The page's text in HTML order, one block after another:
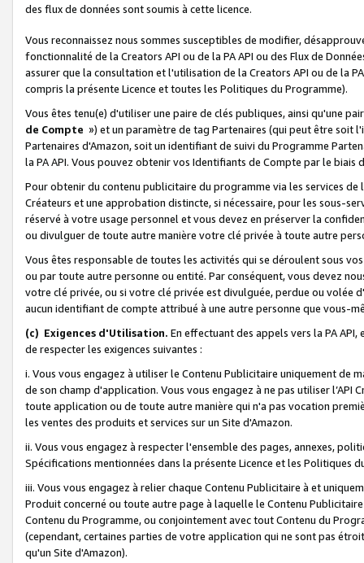
des flux de données sont soumis à cette licence.
Vous reconnaissez nous sommes susceptibles de modifier,
fonctionnalité de la Creators API ou de la PA API ou des Flux de
assurer que la consultation et l'utilisation de la Creators API ou de la
compris la présente Licence et toutes les Politiques du Programme).
Vous êtes tenu(e) d'utiliser une paire de clés publiques, ainsi qu'une
de Compte ») et un paramètre de tag Partenaires (qui peut être soit
Partenaires d'Amazon, soit un identifiant de suivi du Programme
la PA API. Vous pouvez obtenir vos Identifiants de Compte par le biais
Pour obtenir du contenu publicitaire du programme via les services
Créateurs et une approbation distincte, si nécessaire, pour les sous-
réservé à votre usage personnel et vous devez en préserver la
ou divulguer de toute autre manière votre clé privée à toute autre
Vous êtes responsable de toutes les activités qui se déroulent sous
ou par toute autre personne ou entité. Par conséquent, vous devez
votre clé privée, ou si votre clé privée est divulguée, perdue ou volée
aucun identifiant de compte attribué à une autre personne que vous-
(c) Exigences d'Utilisation. En effectuant des appels vers la PA
de respecter les exigences suivantes :
i. Vous vous engagez à utiliser le Contenu Publicitaire uniquement de
de son champ d'application. Vous vous engagez à ne pas utiliser l’API
toute application ou de toute autre manière qui n'a pas vocation
les ventes des produits et services sur un Site d'Amazon.
ii. Vous vous engagez à respecter l'ensemble des pages, annexes,
Spécifications mentionnées dans la présente Licence et les Politiques
iii. Vous vous engagez à relier chaque Contenu Publicitaire à et
Produit concerné ou toute autre page à laquelle le Contenu
Contenu du Programme, ou conjointement avec tout Contenu du
(cependant, certaines parties de votre application qui ne sont pas
qu'un Site d'Amazon).